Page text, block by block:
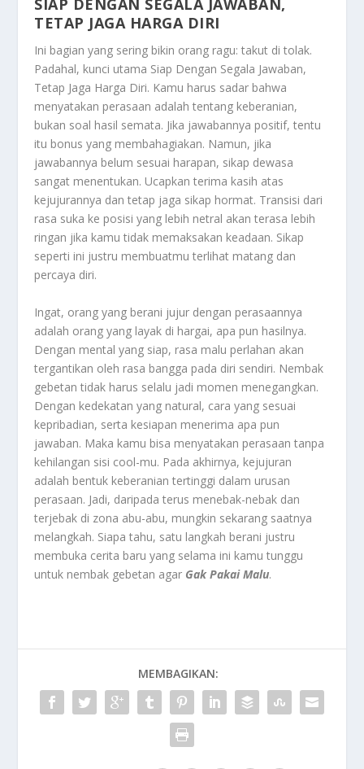
SIAP DENGAN SEGALA JAWABAN,
TETAP JAGA HARGA DIRI
Ini bagian yang sering bikin orang ragu: takut di tolak.
Padahal, kunci utama Siap Dengan Segala Jawaban,
Tetap Jaga Harga Diri. Kamu harus sadar bahwa
menyatakan perasaan adalah tentang keberanian,
bukan soal hasil semata. Jika jawabannya positif, tentu
itu bonus yang membahagiakan. Namun, jika
jawabannya belum sesuai harapan, sikap dewasa
sangat menentukan. Ucapkan terima kasih atas
kejujurannya dan tetap jaga sikap hormat. Transisi dari
rasa suka ke posisi yang lebih netral akan terasa lebih
ringan jika kamu tidak memaksakan keadaan. Sikap
seperti ini justru membuatmu terlihat matang dan
percaya diri.
Ingat, orang yang berani jujur dengan perasaannya
adalah orang yang layak di hargai, apa pun hasilnya.
Dengan mental yang siap, rasa malu perlahan akan
tergantikan oleh rasa bangga pada diri sendiri. Nembak
gebetan tidak harus selalu jadi momen menegangkan.
Dengan kedekatan yang natural, cara yang sesuai
kepribadian, serta kesiapan menerima apa pun
jawaban. Maka kamu bisa menyatakan perasaan tanpa
kehilangan sisi cool-mu. Pada akhirnya, kejujuran
adalah bentuk keberanian tertinggi dalam urusan
perasaan. Jadi, daripada terus menebak-nebak dan
terjebak di zona abu-abu, mungkin sekarang saatnya
melangkah. Siapa tahu, satu langkah berani justru
membuka cerita baru yang selama ini kamu tunggu
untuk nembak gebetan agar Gak Pakai Malu.
MEMBAGIKAN: